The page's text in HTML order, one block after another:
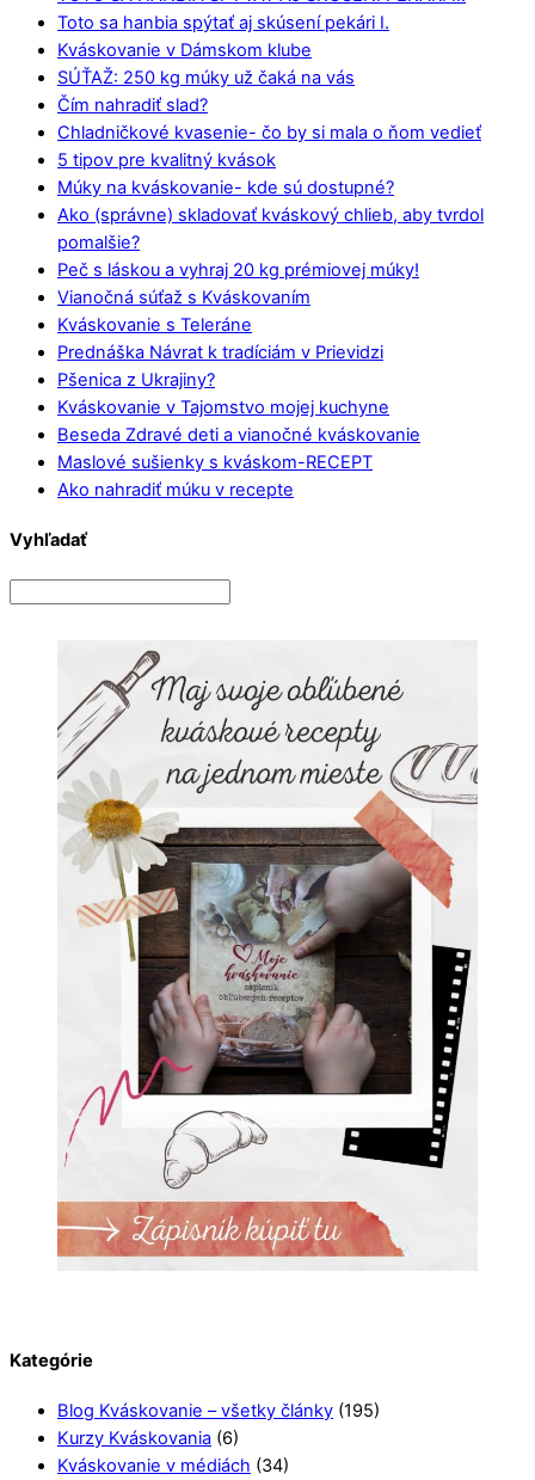
Toto sa hanbia spýtať aj skúsení pekári I.
Kváskovanie v Dámskom klube
SÚŤAŽ: 250 kg múky už čaká na vás
Čím nahradiť slad?
Chladničkové kvasenie- čo by si mala o ňom vedieť
5 tipov pre kvalitný kvások
Múky na kváskovanie- kde sú dostupné?
Ako (správne) skladovať kváskový chlieb, aby tvrdol
pomalšie?
Peč s láskou a vyhraj 20 kg prémiovej múky!
Vianočná súťaž s Kváskovaním
Kváskovanie s Teleráne
Prednáška Návrat k tradíciám v Prievidzi
Pšenica z Ukrajiny?
Kváskovanie v Tajomstvo mojej kuchyne
Beseda Zdravé deti a vianočné kváskovanie
Maslové sušienky s kváskom-RECEPT
Ako nahradiť múku v recepte
Vyhľadať
Kategórie
Blog Kváskovanie – všetky články (195)
Kurzy Kváskovania (6)
Kváskovanie v médiách (34)